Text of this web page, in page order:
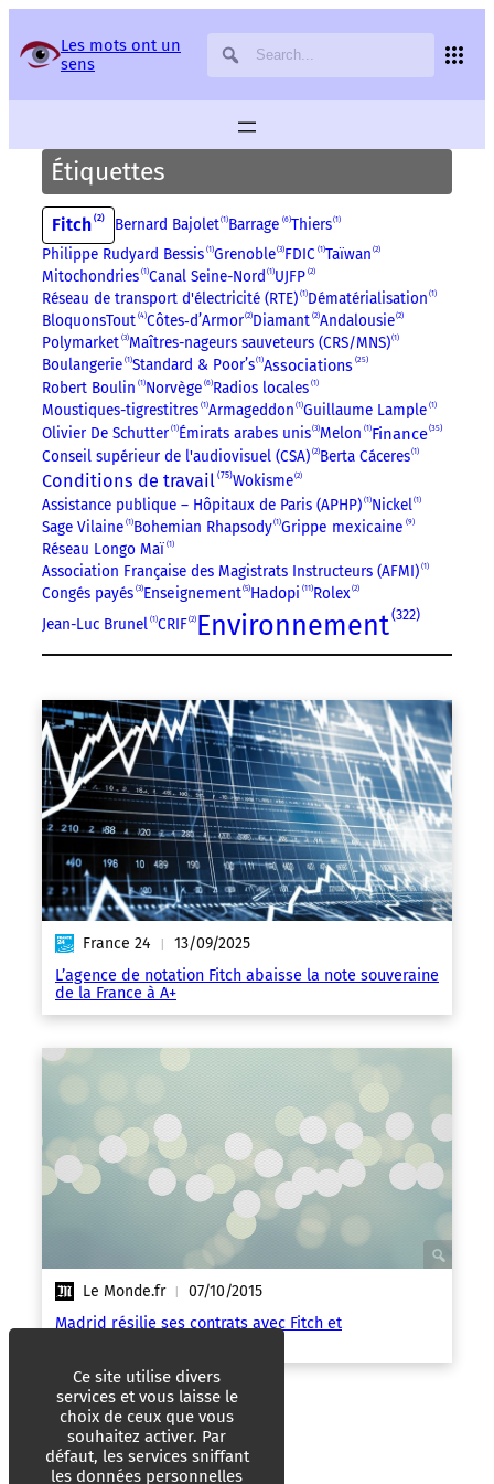
Les mots ont un
sens
Étiquettes
Fitch 2 Bernard Bajolet 1 Barrage 6 Thiers 1
Philippe Rudyard Bessis 1 Grenoble 3 FDIC 1 Taïwan 2
Mitochondries 1 Canal Seine-Nord 1 UJFP 2
Réseau de transport d'électricité (RTE) 1 Dématérialisation 1
BloquonsTout 4 Côtes‑d’Armor 2 Diamant 2 Andalousie 2
Polymarket 3 Maîtres-nageurs sauveteurs (CRS/MNS) 1
Boulangerie 1 Standard & Poor’s 1 Associations 25
Robert Boulin 1 Norvège 6 Radios locales 1
Moustiques-tigrestitres 1 Armageddon 1 Guillaume Lample 1
Olivier De Schutter 1 Émirats arabes unis 3 Melon 1 Finance 35
Conseil supérieur de l'audiovisuel (CSA) 2 Berta Cáceres 1
Conditions de travail 75 Wokisme 2
Assistance publique – Hôpitaux de Paris (APHP) 1 Nickel 1
Sage Vilaine 1 Bohemian Rhapsody 1 Grippe mexicaine 9
Réseau Longo Maï 1
Association Française des Magistrats Instructeurs (AFMI) 1
Congés payés 3 Enseignement 5 Hadopi 11 Rolex 2
Jean-Luc Brunel 1 CRIF 2 Environnement 322
France 24 | 13/09/2025
L’agence de notation Fitch abaisse la note souveraine
de la France à A+
Le Monde.fr | 07/10/2015
Madrid résilie ses contrats avec Fitch et
Panneau de gestion des services
Ce site utilise divers
services et vous laisse le
choix de ceux que vous
souhaitez activer. Par
défaut, les services sniffant
les données personnelles